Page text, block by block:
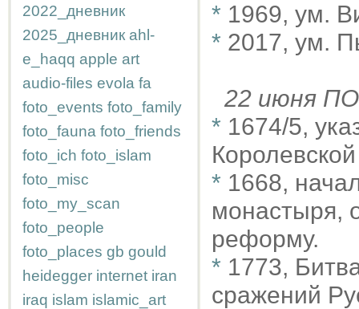
2022_дневник
2025_дневник ahl-
e_haqq apple art
audio-files evola fa
foto_events foto_family
foto_fauna foto_friends
foto_ich foto_islam
foto_misc
foto_my_scan
foto_people
foto_places gb gould
heidegger internet iran
iraq islam islamic_art
* 1969, ум.
* 2017, ум.
22 июня
* 1674/5,
* 1668,
монастыря,
реформу.
* 1773,
сражений